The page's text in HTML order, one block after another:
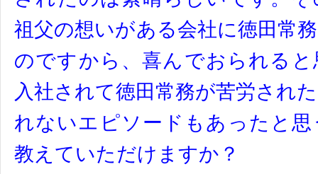
祖父の想いがある会社に徳田常
のですから、喜んでおられる
入社されて徳田常務が苦労され
れないエピソード もあったと
教えていただけますか？